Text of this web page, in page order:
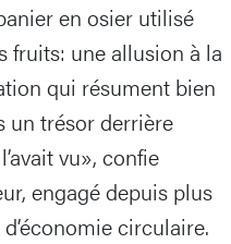
en osier utilisé
fruits: une allusion à la
qui résument bien
un trésor derrière
vu», confie
engagé depuis plus
circulaire.